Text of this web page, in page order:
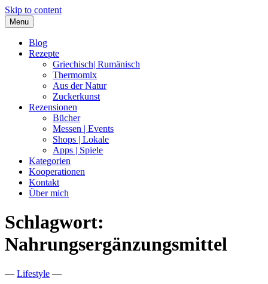
Skip to content
Menu
Blog
Rezepte
Griechisch| Rumänisch
Thermomix
Aus der Natur
Zuckerkunst
Rezensionen
Bücher
Messen | Events
Shops | Lokale
Apps | Spiele
Kategorien
Kooperationen
Kontakt
Über mich
Nia Latea
Schlagwort:
Nahrungsergänzungsmittel
— Lifestyle —